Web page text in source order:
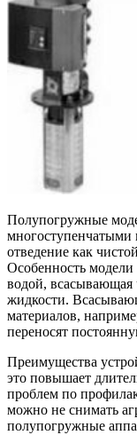
Полупогружные
многоступенчатыми
отведение как
Особенность модели
водой, всасывающая
жидкости.
материалов,
переносят
Преимущества
это повышает
проблем по
можно не снимать
полупогружные